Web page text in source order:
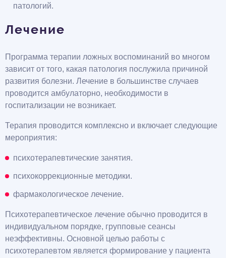
патологий.
Лечение
Программа терапии ложных воспоминаний во многом
зависит от того, какая патология послужила причиной
развития болезни. Лечение в большинстве случаев
проводится амбулаторно, необходимости в
госпитализации не возникает.
Терапия проводится комплексно и включает следующие
мероприятия:
психотерапевтические занятия.
психокоррекционные методики.
фармакологическое лечение.
Психотерапевтическое лечение обычно проводится в
индивидуальном порядке, групповые сеансы
неэффективны. Основной целью работы с
психотерапевтом является формирование у пациента